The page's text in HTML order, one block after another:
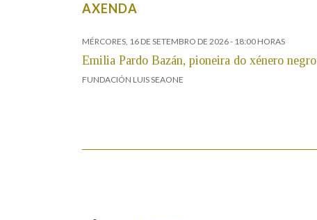
AXENDA
MÉRCORES, 16 DE SETEMBRO DE 2026- 18:00 HORAS
Emilia Pardo Bazán, pioneira do xénero negro
FUNDACIÓN LUIS SEAONE